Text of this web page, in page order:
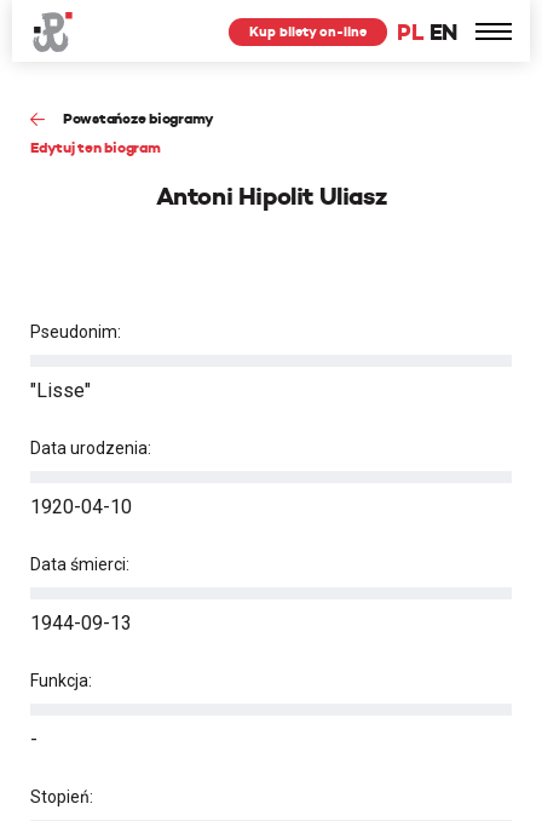
PL EN
Kup bilety on-line
Powstańcze biogramy
Edytuj ten biogram
Antoni Hipolit Uliasz
Pseudonim:
"Lisse"
Data urodzenia:
1920-04-10
Data śmierci:
1944-09-13
Funkcja:
-
Stopień: